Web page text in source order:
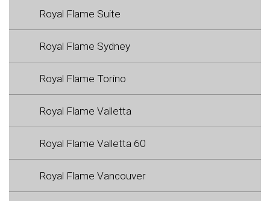
Royal Flame Suite
Royal Flame Sydney
Royal Flame Torino
Royal Flame Valletta
Royal Flame Valletta 60
Royal Flame Vancouver